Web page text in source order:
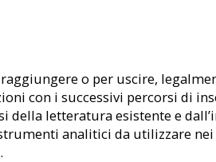
o per uscire,
con i successivi percorsi di
letteratura esistente e
analitici da utilizzare